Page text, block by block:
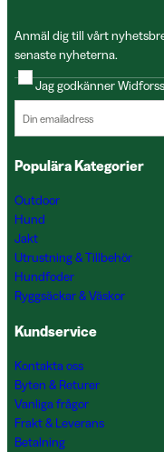
Anmäl dig till vårt
senaste nyheterna.
Jag godkänner Widforss
Populära Kategorier
Outdoor
Hund
Jakt
Utrustning & Tillbehör
Hundfoder
Ryggsäckar & Väskor
Kundservice
Kontakta oss
Byten & Returer
Vanliga frågor
Frakt & Leverans
Betalning